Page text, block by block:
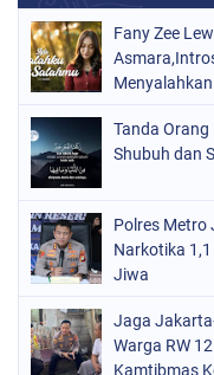
Fany Zee
Tanda
Shubuh dan
Polres Metro
Narkotika
Jiwa
Jaga
Warga RW
Kamtibmas